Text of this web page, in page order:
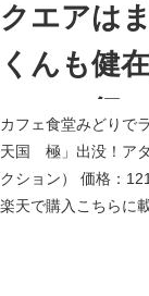
クエアは
くんも健
エアに行
カフェ食堂みどりで
天国 極」出没！ア
クション） 価格：
楽天で購入こちらに